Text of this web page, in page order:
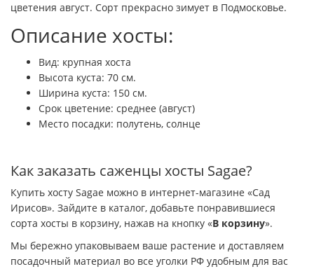
цветения август. Сорт прекрасно зимует в Подмосковье.
Описание хосты:
Вид: крупная хоста
Высота куста: 70 см.
Ширина куста: 150 см.
Срок цветение: среднее (август)
Место посадки: полутень, солнце
Как заказать саженцы хосты Sagae?
Купить хосту Sagae можно в интернет-магазине «Сад
Ирисов». Зайдите в каталог, добавьте понравившиеся
сорта хосты в корзину, нажав на кнопку «В корзину».
Мы бережно упаковываем ваше растение и доставляем
посадочный материал во все уголки РФ удобным для вас